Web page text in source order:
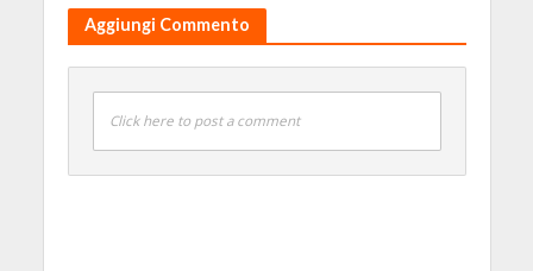
Aggiungi Commento
Click here to post a comment